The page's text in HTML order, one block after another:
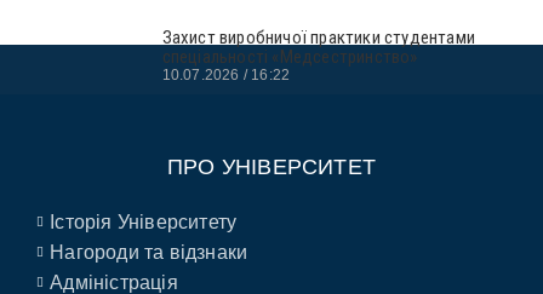
Захист виробничої практики студентами
спеціальності «Медсестринство»
10.07.2026 16:22
ПРО УНІВЕРСИТЕТ
Історія Університету
Нагороди та відзнаки
Адміністрація